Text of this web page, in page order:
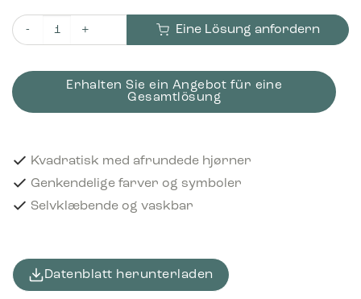
Piktogram Residual waste 12x12 cm Selvklæbende Sort Menge
Eine Lösung anfordern
Erhalten Sie ein Angebot für eine
Gesamtlösung
Kvadratisk med afrundede hjørner
Genkendelige farver og symboler
Selvklæbende og vaskbar
Datenblatt herunterladen